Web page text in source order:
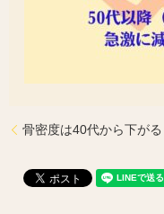
骨密度は40代から下が